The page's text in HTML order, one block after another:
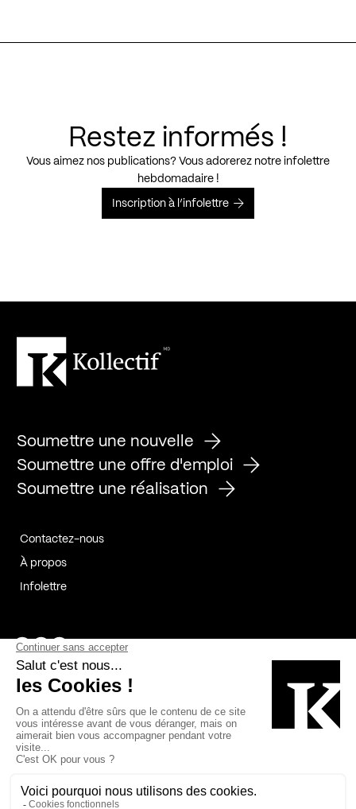
Restez informés !
Vous aimez nos publications? Vous adorerez notre infolettre
hebdomadaire !
Inscription à l’infolettre
Soumettre une nouvelle
Soumettre une offre d'emploi
Soumettre une réalisation
Contactez-nous
À propos
Infolettre
Page Facebook de Kollectif
Page Instagram de Kollectif
Page Linkedin de Kollectif
Bâtiment-Durable-Québec-1
Esquisses-1
MP-1 v2com-1